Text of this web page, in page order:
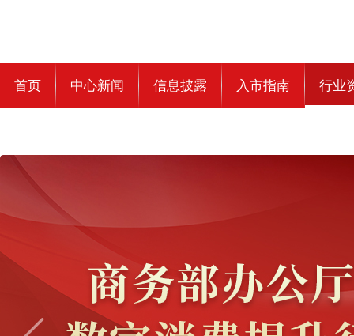
首页 中心新闻 信息披露 入市指南 行业